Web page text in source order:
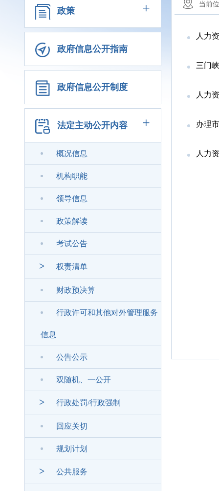
政策 +
政府信息公开指南
政府信息公开制度
法定主动公开内容 +
概况信息
机构职能
领导信息
政策解读
考试公告
> 权责清单
财政预决算
行政许可和其他对外管理服务
信息
公告公示
双随机、一公开
> 行政处罚/行政强制
回应关切
规划计划
> 公共服务
当前
人力
三门峡
人力
办理
人力